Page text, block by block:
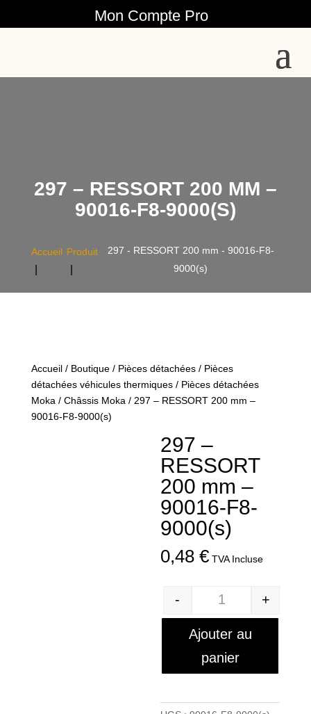
Mon Compte Pro
297 – RESSORT 200 MM –
90016-F8-9000(S)
Accueil Produit
297 - RESSORT 200 mm - 90016-F8-
9000(s)
Accueil/ Boutique/ Pièces détachées/ Pièces
détachées véhicules thermiques/ Pièces détachées
Moka / Châssis Moka / 297 – RESSORT 200 mm –
90016-F8-9000(s)
297 –
RESSORT
200 mm –
90016-F8-
9000(s)
0,48€ TVA Incluse
Quantité
- +
Ajouter au
panier